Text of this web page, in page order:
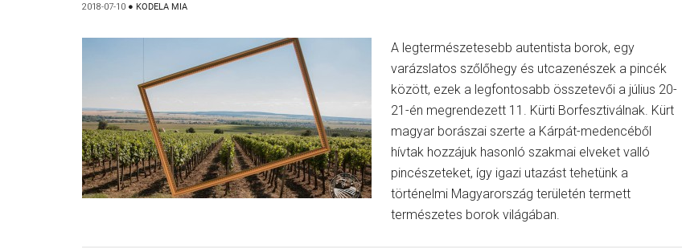
2018-07-10 ● KODELA MIA
A legtermészetesebb autentista borok, egy
varázslatos szőlőhegy és utcazenészek a pincék
között, ezek a legfontosabb összetevői a július 20-
21-én megrendezett 11. Kürti Borfesztiválnak. Kürt
magyar borászai szerte a Kárpát-medencéből
hívtak hozzájuk hasonló szakmai elveket valló
pincészeteket, így igazi utazást tehetünk a
történelmi Magyarország területén termett
természetes borok világában.